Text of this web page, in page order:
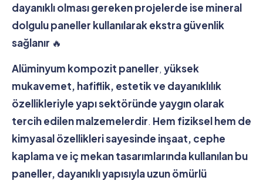
dayanıklı olması gereken projelerde ise mineral
dolgulu paneller kullanılarak ekstra güvenlik
sağlanır 🔥
Alüminyum kompozit paneller, yüksek
mukavemet, hafiflik, estetik ve dayanıklılık
özellikleriyle yapı sektöründe yaygın olarak
tercih edilen malzemelerdir. Hem fiziksel hem de
kimyasal özellikleri sayesinde inşaat, cephe
kaplama ve iç mekan tasarımlarında kullanılan bu
paneller, dayanıklı yapısıyla uzun ömürlü